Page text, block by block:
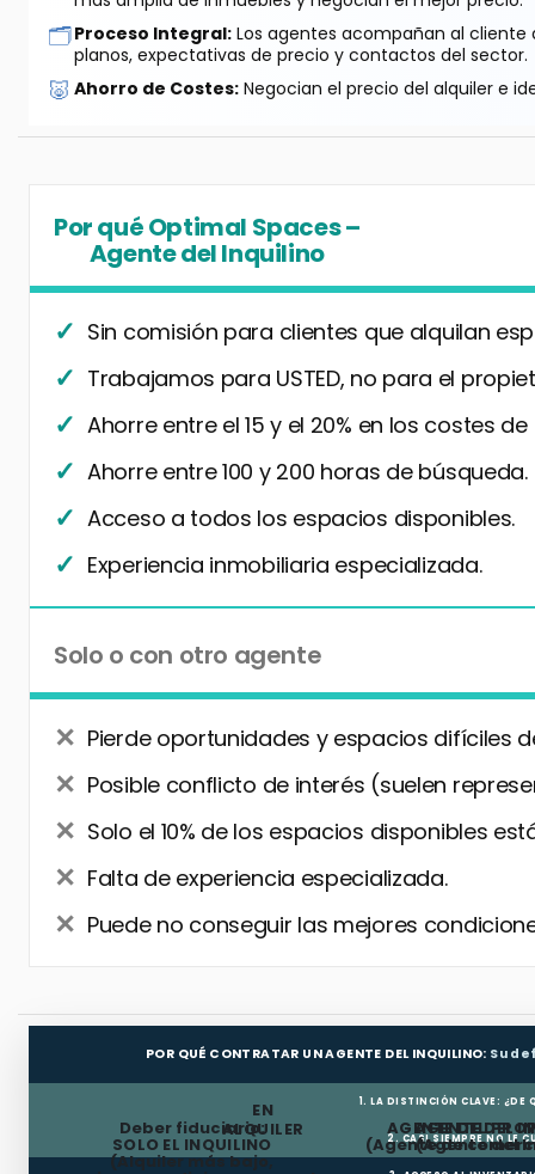
🗂️Proceso Integral: Los agentes acompañan al
planos, expectativas de precio y contactos del sector.
🐷 Ahorro de Costes: Negocian el precio del alquiler e
Por qué Optimal Spaces –
Agente del Inquilino
Sin comisión para clientes que alquilan
Trabajamos para USTED, no para el
Ahorre entre el 15 y el 20% en los costes
Ahorre entre 100 y 200 horas de búsqueda.
Acceso a todos los espacios disponibles.
Experiencia inmobiliaria especializada.
Solo o con otro agente
Pierde oportunidades y espacios difíciles
Posible conflicto de interés (suelen
Solo el 10% de los espacios disponibles
Falta de experiencia especializada.
Puede no conseguir las mejores
POR QUÉ CONTRATAR UN AGENTE DEL INQUILINO: Su
1. LA DISTINCIÓN CLAVE: ¿DE
AGENTE DEL
(Agente de
EN
ALQUILER
AGENTE DEL
(Agente del
Deber fiduciario:
SOLO EL INQUILINO
(Alquiler más bajo,
2. CASI SIEMPRE NO LE